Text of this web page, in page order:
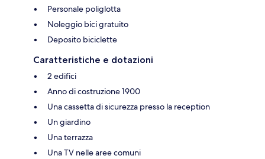
Personale poliglotta
Noleggio bici gratuito
Deposito biciclette
Caratteristiche e dotazioni
2 edifici
Anno di costruzione 1900
Una cassetta di sicurezza presso la reception
Un giardino
Una terrazza
Una TV nelle aree comuni